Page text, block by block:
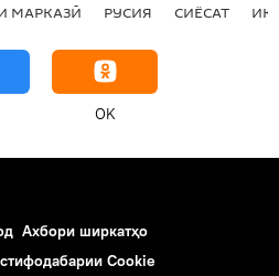
МАРКАЗӢ РУСИЯ СИЁСАТ
OK
Ахбори ширкатҳо
Cookie